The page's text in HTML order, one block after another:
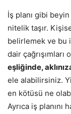
İş planı gibi
nitelik taşır.
belirlemek ve bu
dair çağrışımları
eşliğinde,
ele alabilirsiniz.
en kötüsü ne
Ayrıca iş